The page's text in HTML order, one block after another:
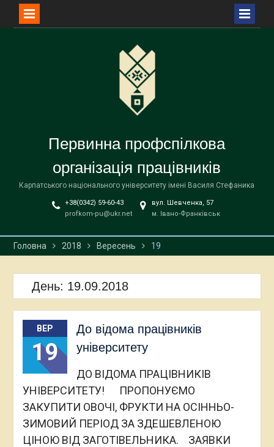
Первинна профспілкова
організація працівників
Карпатського національного університету імені Василя Стефаника
+38(0342) 59-60-43
profkom-pu@ukr.net
вул. Шевченка, 57
м. Івано-Франківськ
Головна 2018 Вересень 19
День: 19.09.2018
ВЕР
19
До відома працівників
університету
ДО ВІДОМА ПРАЦІВНИКІВ
УНІВЕРСИТЕТУ! ПРОПОНУЄМО
ЗАКУПИТИ ОВОЧІ, ФРУКТИ НА ОСІННЬО-
ЗИМОВИЙ ПЕРІОД ЗА ЗДЕШЕВЛЕНОЮ
ЦІНОЮ ВІД ЗАГОТІВЕЛЬНИКА. ЗАЯВКИ